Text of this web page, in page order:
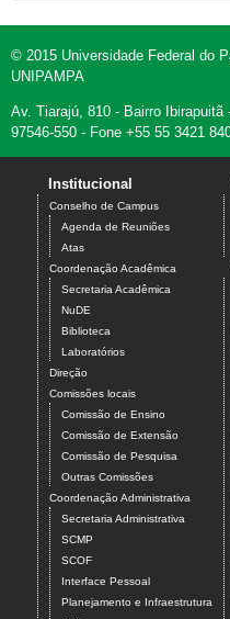
© 2015 Universidade Federal do
UNIPAMPA
Av. Tiarajú, 810 - Bairro Ibirapuitã
97546-550 - Fone +55 55 3421
Institucional
Conselho de Campus
Agenda de Reuniões
Atas
Coordenação Acadêmica
Secretaria Acadêmica
NuDE
Biblioteca
Laboratórios
Direção
Comissões locais
Comissão de Ensino
Comissão de Extensão
Comissão de Pesquisa
Outras Comissões
Coordenação Administrativa
Secretaria Administrativa
SCMP
SCOF
Interface Pessoal
Planejamento e Infraestrutura